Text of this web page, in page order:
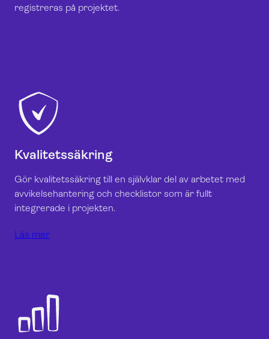
registreras på projektet.
Kvalitetssäkring
Gör kvalitetssäkring till en självklar del av arbetet med
avvikelsehantering och checklistor som är fullt
integrerade i projekten.
Läs mer